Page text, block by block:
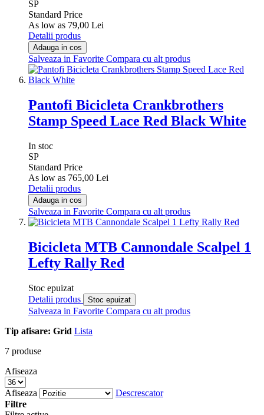
SP
Standard Price
As low as 79,00 Lei
Detalii produs
Adauga in cos
Salveaza in Favorite Compara cu alt produs
Pantofi Bicicleta Crankbrothers
Stamp Speed Lace Red Black White
In stoc
SP
Standard Price
As low as 765,00 Lei
Detalii produs
Adauga in cos
Salveaza in Favorite Compara cu alt produs
Bicicleta MTB Cannondale Scalpel 1
Lefty Rally Red
Stoc epuizat
Detalii produs
Stoc epuizat
Salveaza in Favorite Compara cu alt produs
Tip afisare: Grid Lista
7 produse
Afiseaza
Afiseaza
Descrescator
Filtre